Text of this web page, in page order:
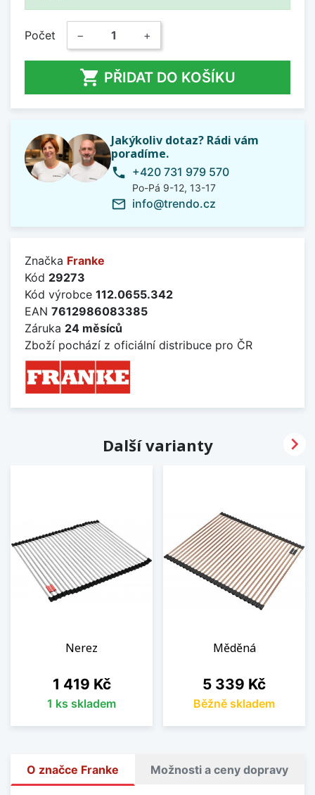
Počet − +
 PŘIDAT DO KOŠÍKU
Jakýkoliv dotaz? Rádi vám
poradíme.
phone +420 731 979 570
Po-Pá 9-12, 13-17
mail_outline info@trendo.cz
Značka Franke
Kód 29273
Kód výrobce 112.0655.342
EAN 7612986083385
Záruka 24 měsíců
Zboží pochází z oficiální distribuce pro ČR
Další varianty
Nerez
Cena
1 419 Kč
1 ks skladem
Měděná
Cena
5 339 Kč
Běžně skladem

O značce Franke Možnosti a ceny dopravy